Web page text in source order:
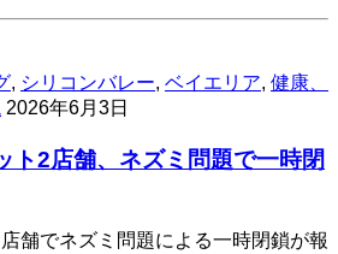
, シリコンバレー, ベイエリア, 健康、
2026年6月3日
ト2店舗、ネズミ問題で一時閉
舗でネズミ問題による一時閉鎖が報